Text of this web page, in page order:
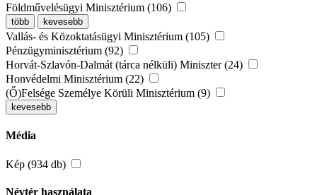
Földművelésügyi Minisztérium (106)
több kevesebb
Vallás- és Közoktatásügyi Minisztérium (105)
Pénzügyminisztérium (92)
Horvát-Szlavón-Dalmát (tárca nélküli) Miniszter (24)
Honvédelmi Minisztérium (22)
(Ő)Felsége Személye Körüli Minisztérium (9)
kevesebb
Média
Kép (934 db)
Névtér használata